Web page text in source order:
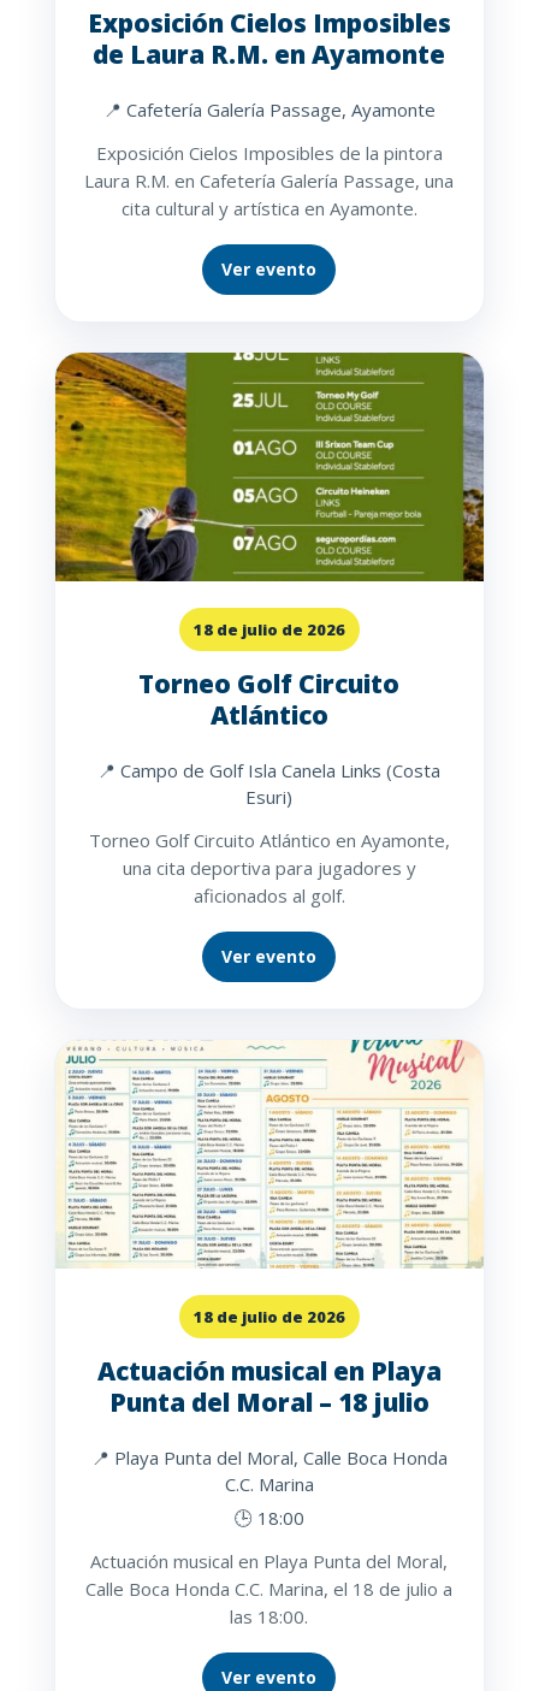
Exposición Cielos Imposibles
de Laura R.M. en Ayamonte
📍 Cafetería Galería Passage, Ayamonte
Exposición Cielos Imposibles de la pintora
Laura R.M. en Cafetería Galería Passage, una
cita cultural y artística en Ayamonte.
Ver evento
18 de julio de 2026
Torneo Golf Circuito
Atlántico
📍 Campo de Golf Isla Canela Links (Costa
Esuri)
Torneo Golf Circuito Atlántico en Ayamonte,
una cita deportiva para jugadores y
aficionados al golf.
Ver evento
18 de julio de 2026
Actuación musical en Playa
Punta del Moral – 18 julio
📍 Playa Punta del Moral, Calle Boca Honda
C.C. Marina
🕒 18:00
Actuación musical en Playa Punta del Moral,
Calle Boca Honda C.C. Marina, el 18 de julio a
las 18:00.
Ver evento